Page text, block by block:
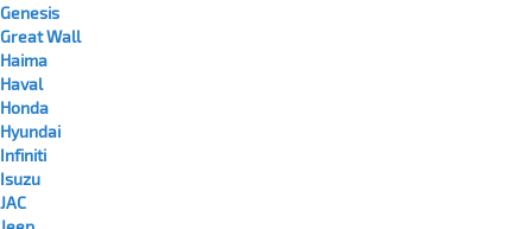
Genesis
Great Wall
Haima
Haval
Honda
Hyundai
Infiniti
Isuzu
JAC